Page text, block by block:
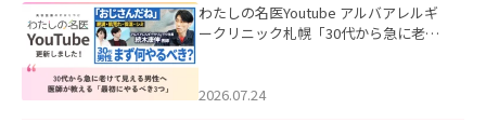
わたしの名医Youtube アルバアレルギ
ークリニック札幌「30代から急に老け
た。
2026.07.24